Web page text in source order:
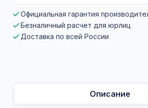
Официальная гарантия
Безналичный расчет для юрлиц
Доставка по всей России
Описание